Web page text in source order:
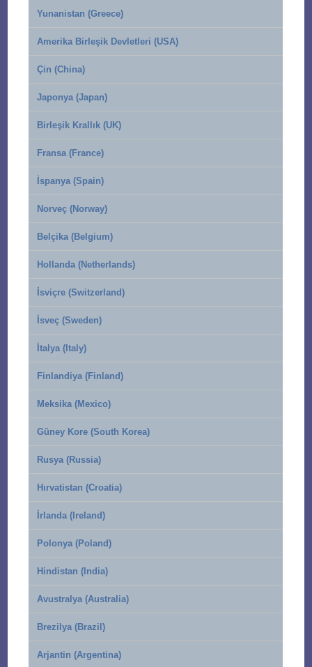
Yunanistan (Greece)
Amerika Birleşik Devletleri (USA)
Çin (China)
Japonya (Japan)
Birleşik Krallık (UK)
Fransa (France)
İspanya (Spain)
Norveç (Norway)
Belçika (Belgium)
Hollanda (Netherlands)
İsviçre (Switzerland)
İsveç (Sweden)
İtalya (Italy)
Finlandiya (Finland)
Meksika (Mexico)
Güney Kore (South Korea)
Rusya (Russia)
Hırvatistan (Croatia)
İrlanda (Ireland)
Polonya (Poland)
Hindistan (India)
Avustralya (Australia)
Brezilya (Brazil)
Arjantin (Argentina)